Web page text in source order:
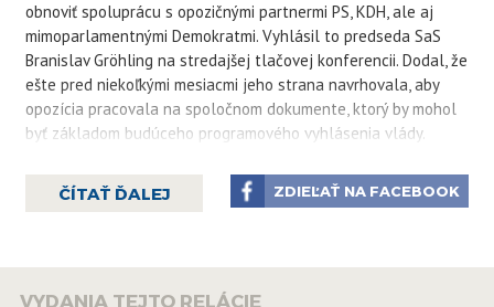
obnoviť spoluprácu s opozičnými partnermi PS, KDH, ale aj
mimoparlamentnými Demokratmi. Vyhlásil to predseda SaS
Branislav Gröhling na stredajšej tlačovej konferencii. Dodal, že
ešte pred niekoľkými mesiacmi jeho strana navrhovala, aby
opozícia pracovala na spoločnom dokumente, ktorý by mohol
byť základom budúceho programového vyhlásenia vlády.
musí opäť spojiť a takto sa na to musíme pozerať aj v rámci
opozície. A preto chcem aj deklarovať, že chceme obnoviť
ČÍTAŤ ĎALEJ ZDIEĽAŤ NA FACEBOOK
VYDANIA TEJTO RELÁCIE